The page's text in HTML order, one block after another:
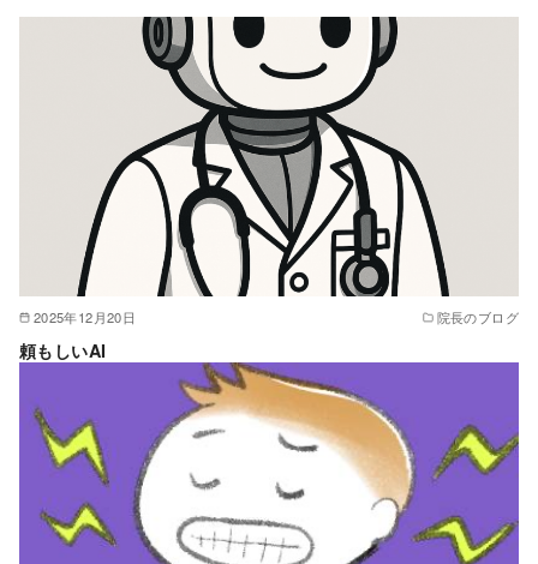
2025年12月20日 院長のブログ
頼もしいAI